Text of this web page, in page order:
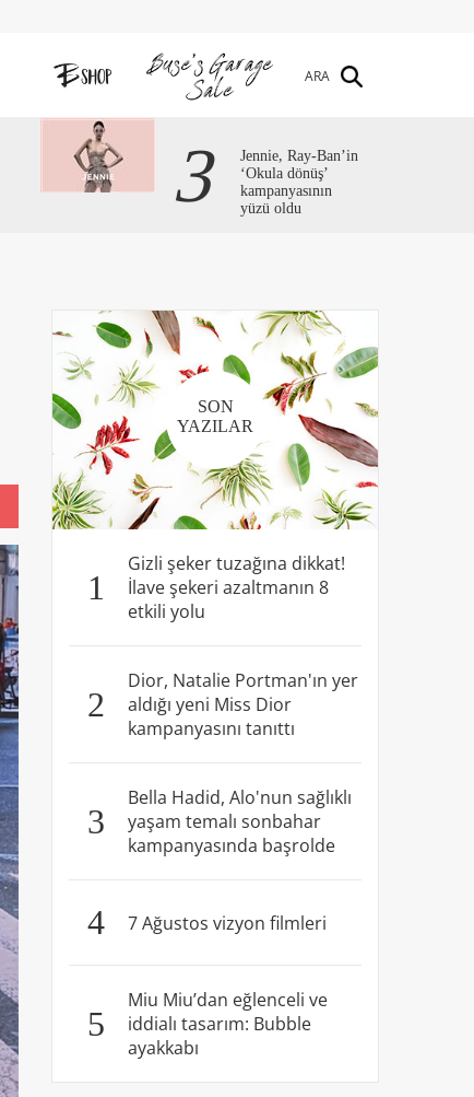
ARA
3
Jennie, Ray-Ban’in
‘Okula dönüş’
kampanyasının
yüzü oldu
SON
YAZILAR
1
Gizli şeker tuzağına dikkat!
İlave şekeri azaltmanın 8
etkili yolu
2
Dior, Natalie Portman'ın yer
aldığı yeni Miss Dior
kampanyasını tanıttı
3
Bella Hadid, Alo'nun sağlıklı
yaşam temalı sonbahar
kampanyasında başrolde
4 7 Ağustos vizyon filmleri
5
Miu Miu’dan eğlenceli ve
iddialı tasarım: Bubble
ayakkabı